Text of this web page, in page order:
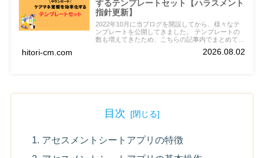
するテンプレートセット【ハラスメント
指針更新】
2022年10月に当ブログを開設してから、様々なテ
ンプレートを公開してきました。 テンプレートの
数も増えてきたため、こちらの記事内でまとめて紹
hitori-cm.com 2026.08.02
目次
1. アセスメントシートアプリの特徴